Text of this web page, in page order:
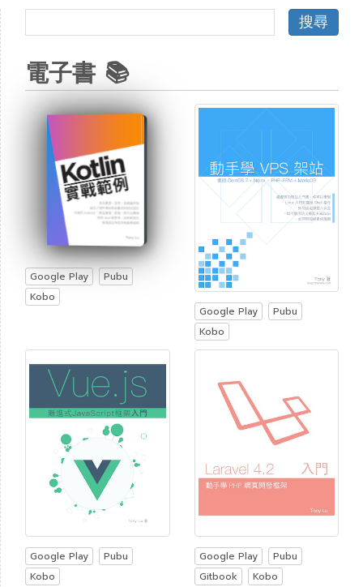
電子書 📚
Google Play
Pubu
Kobo
Google Play
Pubu
Kobo
Google Play
Pubu
Kobo
Google Play
Pubu
Gitbook
Kobo